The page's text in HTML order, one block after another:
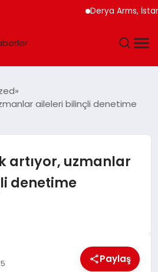
Derya Arms, İstanbul
aileleri bilinçli denetime
artıyor, uzmanlar
denetime
Paylaş